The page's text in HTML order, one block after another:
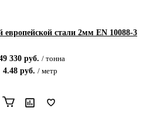
стали 2мм EN 10088-3
330 руб. / тонна
4.48руб. / метр